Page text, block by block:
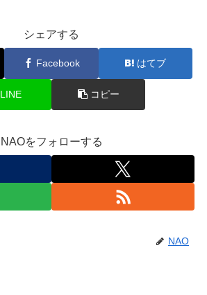
シェアする
Facebook はてブ
LINE コピー
NAOをフォローする
NAO